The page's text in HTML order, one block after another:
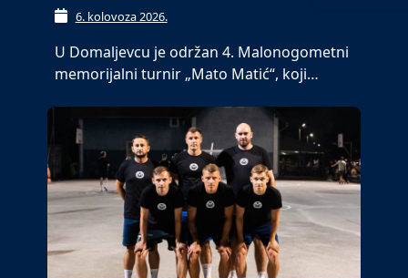
6. kolovoza 2026.
U Domaljevcu je održan 4. Malonogometni
memorijalni turnir „Mato Matić“, koji…